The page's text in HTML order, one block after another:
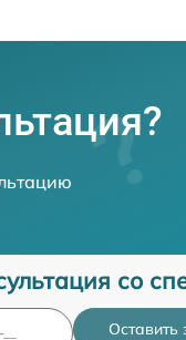
со
Оставить